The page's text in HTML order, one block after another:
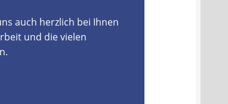
auch herzlich bei Ihnen
und die vielen